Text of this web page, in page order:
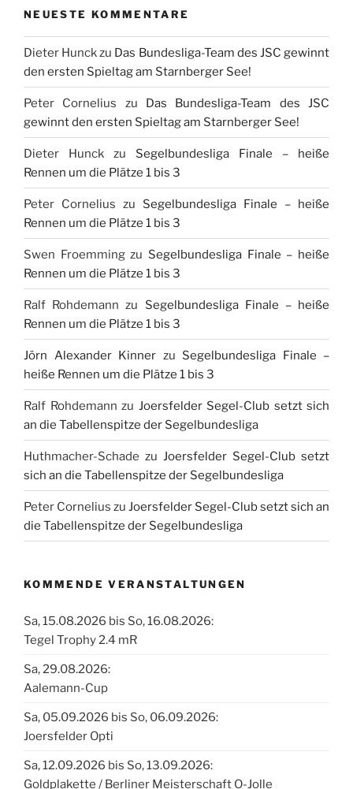
NEUESTE KOMMENTARE
Dieter Hunckzu Das Bundesliga-Team des JSC gewinnt
den ersten Spieltag am Starnberger See!
Peter Cornelius zu Das Bundesliga-Team des JSC
gewinnt den ersten Spieltag am Starnberger See!
Dieter Hunck zu Segelbundesliga Finale – heiße
Rennen um die Plätze 1 bis 3
Peter Cornelius zu Segelbundesliga Finale – heiße
Rennen um die Plätze 1 bis 3
Swen Froemmingzu Segelbundesliga Finale – heiße
Rennen um die Plätze 1 bis 3
Ralf Rohdemann zu Segelbundesliga Finale – heiße
Rennen um die Plätze 1 bis 3
Jörn Alexander Kinner zu Segelbundesliga Finale –
heiße Rennen um die Plätze 1 bis 3
Ralf Rohdemann zu Joersfelder Segel-Club setzt sich
an die Tabellenspitze der Segelbundesliga
Huthmacher-Schade zu Joersfelder Segel-Club setzt
sich an die Tabellenspitze der Segelbundesliga
Peter Cornelius zu Joersfelder Segel-Club setzt sich an
die Tabellenspitze der Segelbundesliga
KOMMENDE VERANSTALTUNGEN
Sa, 15.08.2026 bis So, 16.08.2026:
Tegel Trophy 2.4 mR
Sa, 29.08.2026:
Aalemann-Cup
Sa, 05.09.2026 bis So, 06.09.2026:
Joersfelder Opti
Sa, 12.09.2026 bis So, 13.09.2026:
Goldplakette / Berliner Meisterschaft O-Jolle